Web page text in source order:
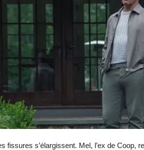
fissures s’élargissent. Mel, l’ex de Coop,